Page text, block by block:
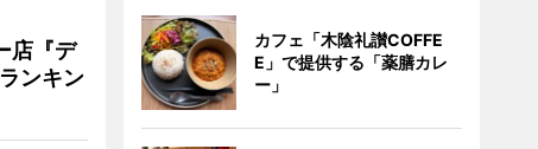
店『デ
ンキン
カフェ「木陰礼讃COFFE
E」で提供する「薬膳カレ
ー」